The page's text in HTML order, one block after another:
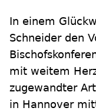
In einem
Schneider den
mit weitem
zugewandter
in Hannover